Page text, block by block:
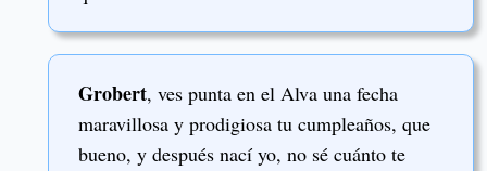
Grobert, ves punta en el Alva una fecha
maravillosa y prodigiosa tu cumpleaños, que
bueno, y después nací yo, no sé cuánto te